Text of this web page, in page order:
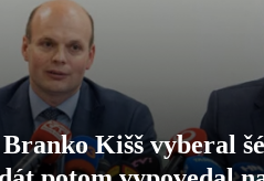
Kišš vyberal